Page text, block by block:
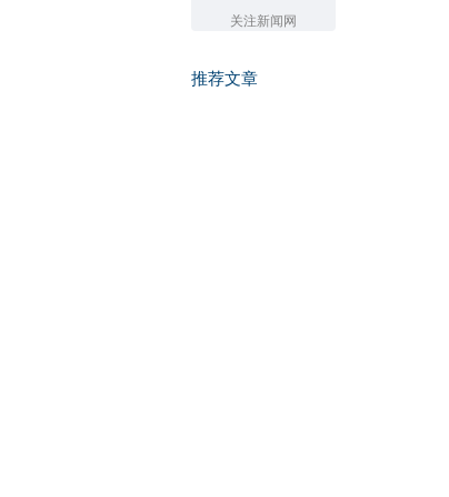
关注新闻网
推荐文章